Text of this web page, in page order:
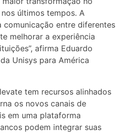
últimos tempos. A
entre diferentes
melhorar a experiência
afirma Eduardo
Unisys para América
tem recursos alinhados
os novos canais de
em uma plataforma
podem integrar suas